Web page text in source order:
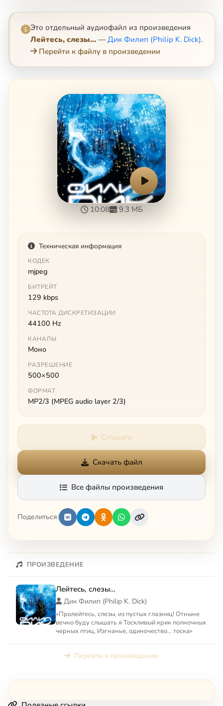
Это отдельный аудиофайл из произведения
Лейтесь, слезы… — Дик Филип (Philip K. Dick).
Перейти к файлу в произведении
10:08 9.3 МБ
Техническая информация
КОДЕК
mjpeg
БИТРЕЙТ
129 kbps
ЧАСТОТА ДИСКРЕТИЗАЦИИ
44100 Hz
КАНАЛЫ
Моно
РАЗРЕШЕНИЕ
500×500
ФОРМАТ
MP2/3 (MPEG audio layer 2/3)
Слушать
Скачать файл
Все файлы произведения
Поделиться:
ПРОИЗВЕДЕНИЕ
Лейтесь, слезы…
Дик Филип (Philip K. Dick)
«Пролейтесь, слезы, из пустых глазниц! Отныне
вечно буду слышать я Тоскливый крик полночных
черных птиц, Изгнанье, одиночество… тоска»
Перейти к произведению